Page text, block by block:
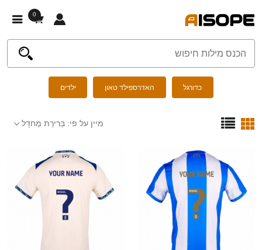
0
כדורגל האדרספילד טאון ילדים
מיין על פי: בְּרִירַת מֶחדָל